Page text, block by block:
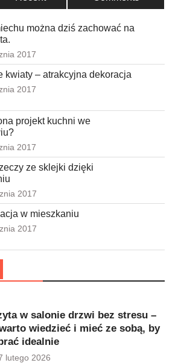
można dziś zachować na
2017
kwiaty – atrakcyjna dekoracja
2017
projekt kuchni we
2017
ze sklejki dzięki
2017
w mieszkaniu
2017
w salonie drzwi bez stresu –
wiedzieć i mieć ze sobą, by
idealnie
lutego 2026